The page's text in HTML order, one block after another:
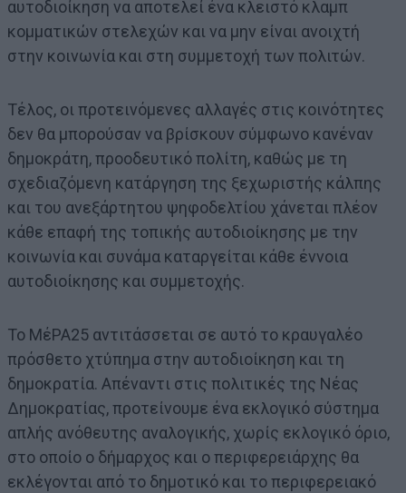
αυτοδιοίκηση να αποτελεί ένα κλειστό κλαμπ
κομματικών στελεχών και να μην είναι ανοιχτή
στην κοινωνία και στη συμμετοχή των πολιτών.
Τέλος, οι προτεινόμενες αλλαγές στις κοινότητες
δεν θα μπορούσαν να βρίσκουν σύμφωνο κανέναν
δημοκράτη, προοδευτικό πολίτη, καθώς με τη
σχεδιαζόμενη κατάργηση της ξεχωριστής κάλπης
και του ανεξάρτητου ψηφοδελτίου χάνεται πλέον
κάθε επαφή της τοπικής αυτοδιοίκησης με την
κοινωνία και συνάμα καταργείται κάθε έννοια
αυτοδιοίκησης και συμμετοχής.
Το ΜέΡΑ25 αντιτάσσεται σε αυτό το κραυγαλέο
πρόσθετο χτύπημα στην αυτοδιοίκηση και τη
δημοκρατία. Απέναντι στις πολιτικές της Νέας
Δημοκρατίας, προτείνουμε ένα εκλογικό σύστημα
απλής ανόθευτης αναλογικής, χωρίς εκλογικό όριο,
στο οποίο ο δήμαρχος και ο περιφερειάρχης θα
εκλέγονται από το δημοτικό και το περιφερειακό